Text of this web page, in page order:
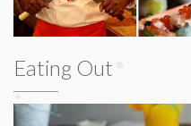
Eating Out